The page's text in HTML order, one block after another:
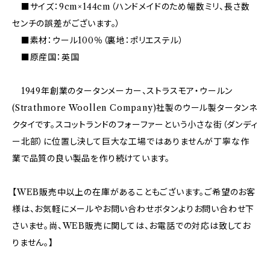
■サイズ：9cm×144cm（ハンドメイドのため幅数ミリ、長さ数
センチの誤差がございます。）
■素材：ウール100％（裏地：ポリエステル）
■原産国：英国
1949年創業のタータンメーカー、ストラスモア・ウールン
(Strathmore Woollen Company)社製のウール製タータンネ
クタイです。スコットランドのフォーファーという小さな街（ダンディ
ー北部）に位置し決して巨大な工場ではありませんが丁寧な作
業で品質の良い製品を作り続けています。
【WEB販売中以上の在庫があることもございます。ご希望のお客
様は、お気軽にメールやお問い合わせボタンよりお問い合わせ下
さいませ。尚、WEB販売に関しては、お電話での対応は致してお
りません。】